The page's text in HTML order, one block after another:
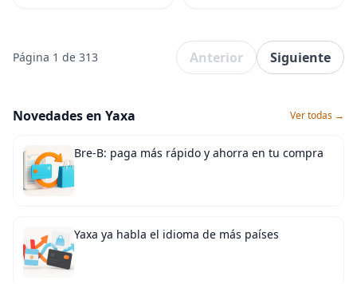
Página 1 de 313 Anterior Siguiente
Novedades en Yaxa Ver todas →
Bre-B: paga más rápido y ahorra en tu compra
Yaxa ya habla el idioma de más países